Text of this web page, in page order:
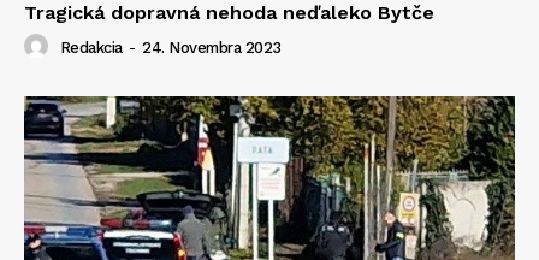
Tragická dopravná nehoda neďaleko Bytče
Redakcia - 24. Novembra 2023